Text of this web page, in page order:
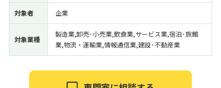
対象者 企業
対象業種
製造業,卸売･小売業,飲食業,サービス業,宿泊･旅館
業,物流・運輸業,情報通信業,建設･不動産業